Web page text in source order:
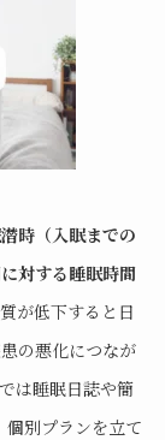
時（入眠までの
対する睡眠時間
が低下すると日
の悪化につなが
は睡眠日誌や簡
別プランを立て